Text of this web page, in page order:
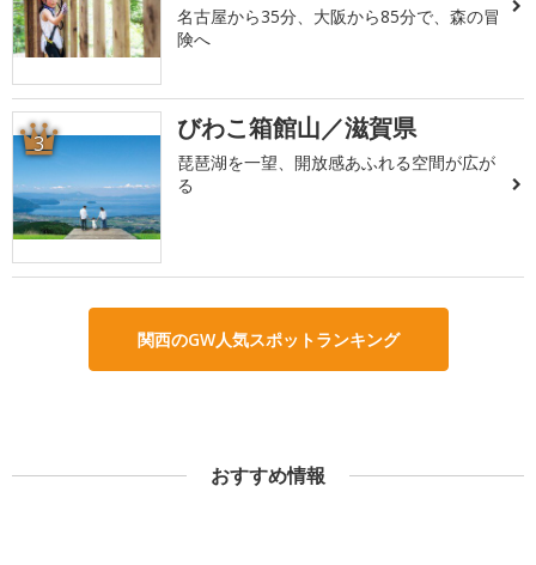
名古屋から35分、大阪から85分で、森の冒
険へ
3 びわこ箱館山／滋賀県
琵琶湖を一望、開放感あふれる空間が広が
る
関西のGW人気スポットランキング
おすすめ情報